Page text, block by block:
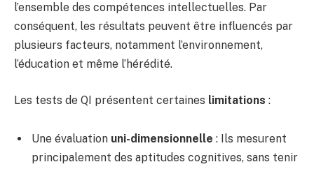
l’ensemble des compétences intellectuelles. Par
conséquent, les résultats peuvent être influencés par
plusieurs facteurs, notamment l’environnement,
l’éducation et même l’hérédité.
Les tests de QI présentent certaines limitations :
Une évaluation uni-dimensionnelle : Ils mesurent
principalement des aptitudes cognitives, sans tenir